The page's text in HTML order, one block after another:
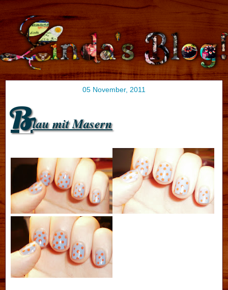
05 November, 2011
Blau mit Masern